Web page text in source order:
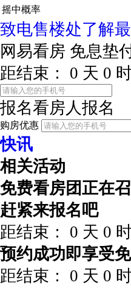
摇中概率
致电售楼处了解
网易看房 免息垫
距结束：
0 天 0 时
报名看房人报名
购房优惠
快讯
相关活动
免费看房团正在
赶紧来报名吧
距结束：
0 天 0 时
预约成功即享受
距结束：
0 天 0 时